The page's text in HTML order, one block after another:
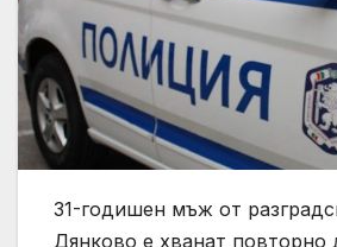
31-годишен мъж от
Дянково е хванат повторно